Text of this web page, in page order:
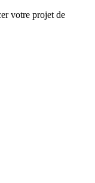
votre projet de